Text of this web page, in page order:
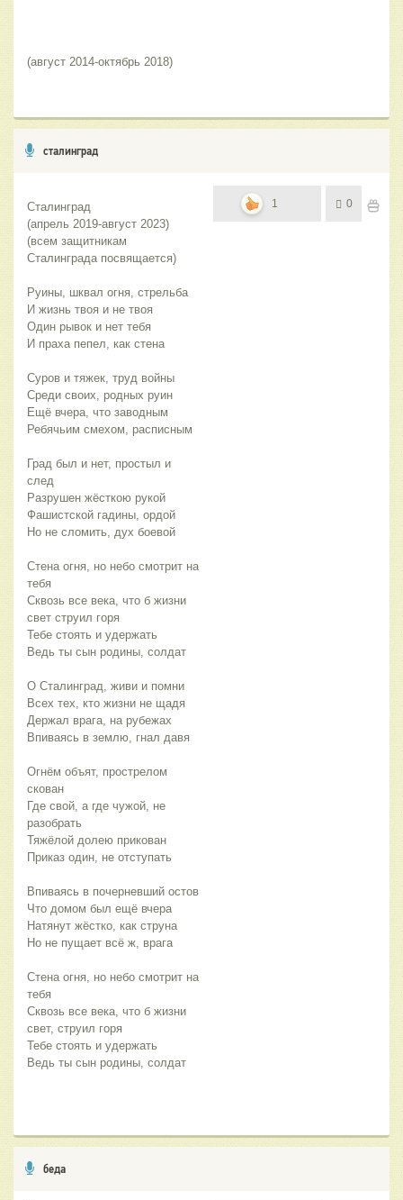
(август 2014-октябрь 2018)
сталинград
Сталинград
(апрель 2019-август 2023)
(всем защитникам
Сталинграда посвящается)
Руины, шквал огня, стрельба
И жизнь твоя и не твоя
Один рывок и нет тебя
И праха пепел, как стена
Суров и тяжек, труд войны
Среди своих, родных руин
Ещё вчера, что заводным
Ребячьим смехом, расписным
Град был и нет, простыл и
след
Разрушен жёсткою рукой
Фашистской гадины, ордой
Но не сломить, дух боевой
Стена огня, но небо смотрит на
тебя
Сквозь все века, что б жизни
свет струил горя
Тебе стоять и удержать
Ведь ты сын родины, солдат
О Сталинград, живи и помни
Всех тех, кто жизни не щадя
Держал врага, на рубежах
Впиваясь в землю, гнал давя
Огнём объят, прострелом
скован
Где свой, а где чужой, не
разобрать
Тяжёлой долею прикован
Приказ один, не отступать
Впиваясь в почерневший остов
Что домом был ещё вчера
Натянут жёстко, как струна
Но не пущает всё ж, врага
Стена огня, но небо смотрит на
тебя
Сквозь все века, что б жизни
свет, струил горя
Тебе стоять и удержать
Ведь ты сын родины, солдат
1 0
беда